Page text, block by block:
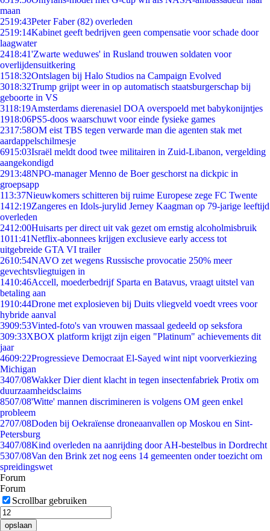
maan
2519:43Peter Faber (82) overleden
2519:14Kabinet geeft bedrijven geen compensatie voor schade door
laagwater
2418:41'Zwarte weduwes' in Rusland trouwen soldaten voor
overlijdensuitkering
1518:32Ontslagen bij Halo Studios na Campaign Evolved
3018:32Trump grijpt weer in op automatisch staatsburgerschap bij
geboorte in VS
3118:19Amsterdams dierenasiel DOA overspoeld met babykonijntjes
1918:06PS5-doos waarschuwt voor einde fysieke games
2317:58OM eist TBS tegen verwarde man die agenten stak met
aardappelschilmesje
6915:03Israël meldt dood twee militairen in Zuid-Libanon, vergelding
aangekondigd
2913:48NPO-manager Menno de Boer geschorst na dickpic in
groepsapp
113:37Nieuwkomers schitteren bij ruime Europese zege FC Twente
1412:19Zangeres en Idols-jurylid Jerney Kaagman op 79-jarige leeftijd
overleden
2412:00Huisarts per direct uit vak gezet om ernstig alcoholmisbruik
1011:41Netflix-abonnees krijgen exclusieve early access tot
uitgebreide GTA VI trailer
2610:54NAVO zet wegens Russische provocatie 250% meer
gevechtsvliegtuigen in
1410:46Accell, moederbedrijf Sparta en Batavus, vraagt uitstel van
betaling aan
1910:44Drone met explosieven bij Duits vliegveld voedt vrees voor
hybride aanval
3909:53Vinted-foto's van vrouwen massaal gedeeld op seksfora
309:33XBOX platform krijgt zijn eigen "Platinum" achievements dit
jaar
4609:22Progressieve Democraat El-Sayed wint nipt voorverkiezing
Michigan
3407/08Wakker Dier dient klacht in tegen insectenfabriek Protix om
duurzaamheidsclaims
8507/08'Witte' mannen discrimineren is volgens OM geen enkel
probleem
2707/08Doden bij Oekraïense droneaanvallen op Moskou en Sint-
Petersburg
3407/08Kind overleden na aanrijding door AH-bestelbus in Dordrecht
5307/08Van den Brink zet nog eens 14 gemeenten onder toezicht om
spreidingswet
Forum
Forum
Scrollbar gebruiken
opslaan